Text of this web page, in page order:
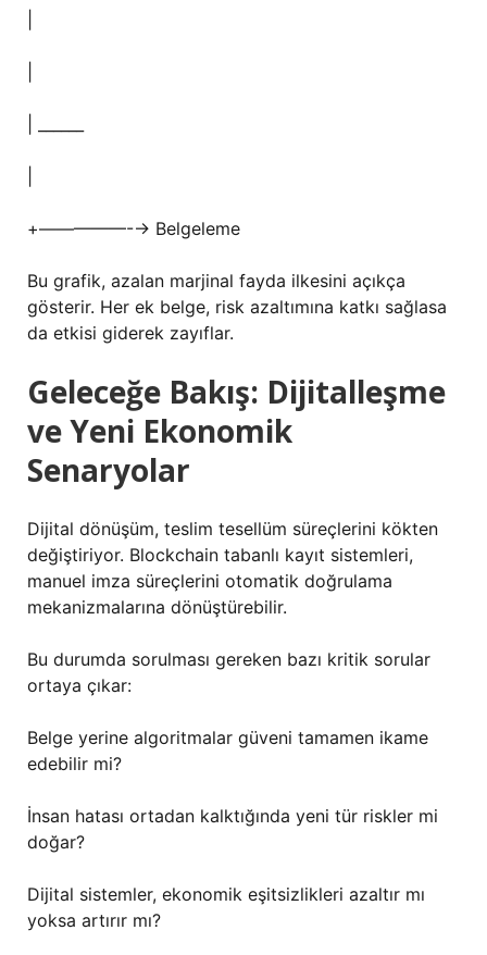
+—————-→ Belgeleme
Bu grafik, azalan marjinal fayda ilkesini açıkça
gösterir. Her ek belge, risk azaltımına katkı sağlasa
da etkisi giderek zayıflar.
Geleceğe Bakış: Dijitalleşme
ve Yeni Ekonomik
Senaryolar
Dijital dönüşüm, teslim tesellüm süreçlerini kökten
değiştiriyor. Blockchain tabanlı kayıt sistemleri,
manuel imza süreçlerini otomatik doğrulama
mekanizmalarına dönüştürebilir.
Bu durumda sorulması gereken bazı kritik sorular
ortaya çıkar:
Belge yerine algoritmalar güveni tamamen ikame
edebilir mi?
İnsan hatası ortadan kalktığında yeni tür riskler mi
doğar?
Dijital sistemler, ekonomik eşitsizlikleri azaltır mı
yoksa artırır mı?